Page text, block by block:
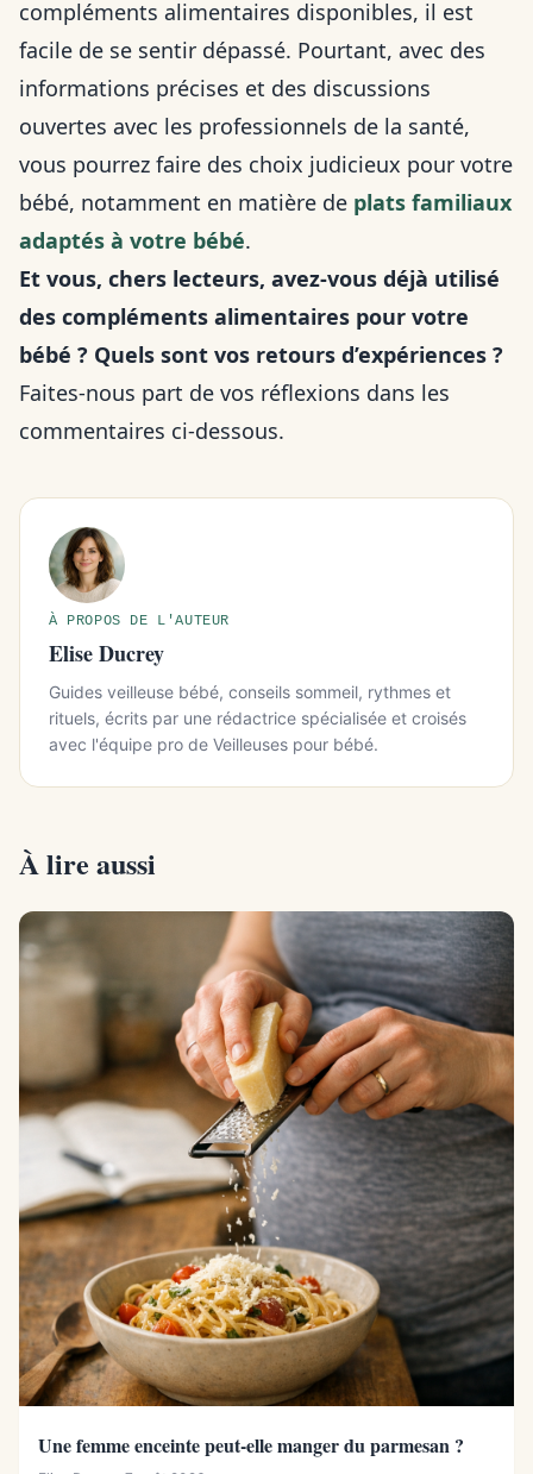
compléments alimentaires disponibles, il est
facile de se sentir dépassé. Pourtant, avec des
informations précises et des discussions
ouvertes avec les professionnels de la santé,
vous pourrez faire des choix judicieux pour votre
bébé, notamment en matière de plats familiaux
adaptés à votre bébé.
Et vous, chers lecteurs, avez-vous déjà utilisé
des compléments alimentaires pour votre
bébé ? Quels sont vos retours d’expériences ?
Faites-nous part de vos réflexions dans les
commentaires ci-dessous.
À PROPOS DE L'AUTEUR
Elise Ducrey
Guides veilleuse bébé, conseils sommeil, rythmes et
rituels, écrits par une rédactrice spécialisée et croisés
avec l'équipe pro de Veilleuses pour bébé.
À lire aussi
Une femme enceinte peut-elle manger du parmesan ?